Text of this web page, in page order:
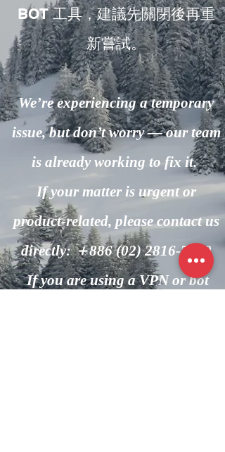
BOT 工具，建議先關閉後再重
新嘗試。
We’re experiencing a temporary
issue, but don’t worry — our team
is already working to fix it.
If your matter is urgent or
product-related, please contact us
directly: ＋886(02) 2816-7600
If you are using a VPN or bot